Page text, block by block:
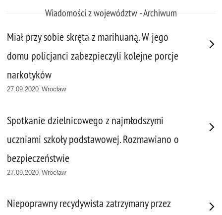
Wiadomości z województw - Archiwum
Miał przy sobie skręta z marihuaną. W jego
domu policjanci zabezpieczyli kolejne porcje
narkotyków
27.09.2020 Wrocław
Spotkanie dzielnicowego z najmłodszymi
uczniami szkoły podstawowej. Rozmawiano o
bezpieczeństwie
27.09.2020 Wrocław
Niepoprawny recydywista zatrzymany przez